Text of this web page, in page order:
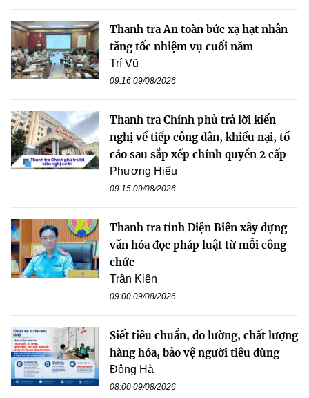
Thanh tra An toàn bức xạ hạt nhân
tăng tốc nhiệm vụ cuối năm
Trí Vũ
09:16 09/08/2026
Thanh tra Chính phủ trả lời kiến
nghị về tiếp công dân, khiếu nại, tố
cáo sau sắp xếp chính quyền 2 cấp
Phương Hiếu
09:15 09/08/2026
Thanh tra tỉnh Điện Biên xây dựng
văn hóa đọc pháp luật từ mỗi công
chức
Trần Kiên
09:00 09/08/2026
Siết tiêu chuẩn, đo lường, chất lượng
hàng hóa, bảo vệ người tiêu dùng
Đông Hà
08:00 09/08/2026